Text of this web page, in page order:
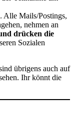
Alle Mails/Postings,
nehmen an
drücken die
Sozialen
übrigens auch auf
Ihr könnt die